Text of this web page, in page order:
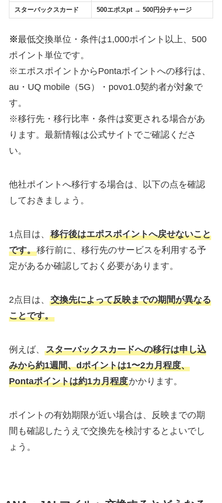
スターバックスカード 500エポスpt → 500円分チャージ
※最低交換単位・条件は1,000ポイント以上、500
ポイント単位です。
※エポスポイントからPontaポイントへの移行は、
au・UQ mobile（5G）・povo1.0契約者が対象で
す。
※移行先・移行比率・条件は変更される場合があ
ります。最新情報は公式サイトでご確認くださ
い。
他社ポイントへ移行する場合は、以下の点を確認
しておきましょう。
1点目は、 移行後はエポスポイントへ戻せないこと
です。移行前に、移行先のサービスを利用する予
定があるか確認しておく必要があります。
2点目は、 交換先によって反映までの期間が異なる
ことです。
例えば、 スターバックスカードへの移行は申し込
みから約1週間、dポイントは1〜2カ月程度、
Pontaポイントは約1カ月程度かかります。
ポイントの有効期限が近い場合は、反映までの期
間も確認したうえで交換先を検討するとよいでし
ょう。